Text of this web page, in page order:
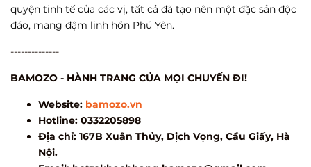
quyện tinh tế của các vị, tất cả đã tạo nên một đặc sản độc
đáo, mang đậm linh hồn Phú Yên.
--------------
BAMOZO - HÀNH TRANG CỦA MỌI CHUYẾN ĐI!
Website: bamozo.vn
Hotline: 0332205898
Địa chỉ: 167B Xuân Thủy, Dịch Vọng, Cầu Giấy, Hà
Nội.